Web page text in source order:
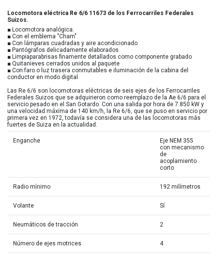
Locomotora eléctrica Re 6/6 11673 de los Ferrocarriles Federales
Suizos.
■ Locomotora analógica.
■ Con el emblema "Cham"
■ Con lámparas cuadradas y aire acondicionado
■ Pantógrafos delicadamente elaborados
■ Limpiaparabrisas finamente detallados como componente grabado
■ Quitanieves cerrados unidos al paquete
■ Con faro o luz trasera conmutables e iluminación de la cabina del
conductor en modo digital
Las Re 6/6 son locomotoras eléctricas de seis ejes de los Ferrocarriles
Federales Suizos que se adquirieron como reemplazo de la Ae 6/6 para el
servicio pesado en el San Gotardo. Con una salida por hora de 7.850 kW y
una velocidad máxima de 140 km/h, la Re 6/6, que se puso en servicio por
primera vez en 1972, todavía se considera una de las locomotoras más
fuertes de Suiza en la actualidad.
Enganche
Eje NEM 355
con mecanismo
de
acoplamiento
corto
Radio mínimo 192 milímetros
Volante Sí
Neumáticos de tracción 2
Número de ejes motrices 4